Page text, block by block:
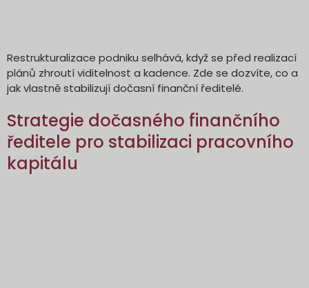
Restrukturalizace podniku selhává, když se před realizací
plánů zhroutí viditelnost a kadence. Zde se dozvíte, co a
jak vlastně stabilizují dočasní finanční ředitelé.
Strategie dočasného finančního
ředitele pro stabilizaci pracovního
kapitálu